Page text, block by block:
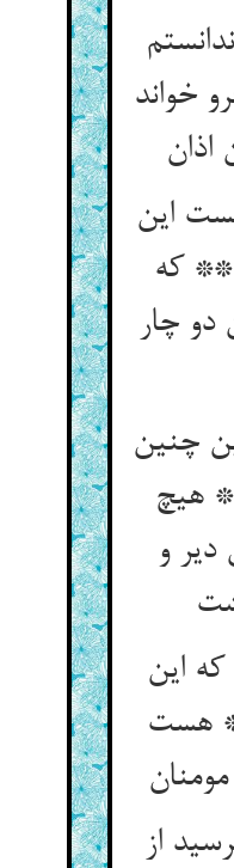
خواند
این
** که
دو چار
چنین
هیچ
دیر و
این
هست
از